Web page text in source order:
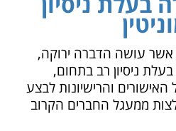
עושה הדברה ירוקה,
ניסיון רב בתחום,
והרישיונות לבצע
ממעגל החברים הקרוב